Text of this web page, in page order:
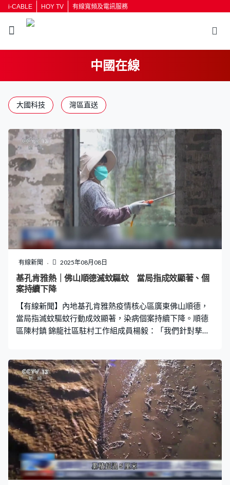
i-CABLE HOY TV 有線寬頻及電訊服務
中國在線
大國科技 灣區直送
有線新聞 2025年08月08日
基孔肯雅熱｜佛山順德滅蚊驅蚊 當局指成效顯著、個
案持續下降
【有線新聞】內地基孔肯雅熱疫情核心區廣東佛山順德，
當局指滅蚊驅蚊行動成效顯著，染病個案持續下降。順德
區陳村鎮 錦龍社區駐村工作組成員楊毅：「我們針對孳生
們又『回頭看』再消殺一次。順德區樂從鎮騰衝社區黨委
書記陸培浩：「我們現在的重點就是做好群防群控的工
作，讓村民群眾在家裡面點蚊香，出外的話要噴驅蚊液，
睡覺的時候要掛蚊帳。」 廣東省疾控中心首席專家康敏：
「對不同的環境、不同的場所，採取針對性的方法和藥物
進行成蚊的滅殺。目前我們基孔肯雅熱疫情快速上升的勢
頭，已經得到了初步的遏制，它的防控效果在逐漸地顯
現。」